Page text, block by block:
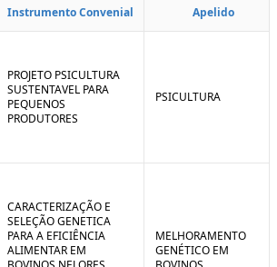
Instrumento Convenial Apelido
PROJETO PSICULTURA
SUSTENTAVEL PARA
PEQUENOS
PRODUTORES
PSICULTURA
CARACTERIZAÇÃO E
SELEÇÃO GENETICA
PARA A EFICIÊNCIA
ALIMENTAR EM
MELHORAMENTO
GENÉTICO EM